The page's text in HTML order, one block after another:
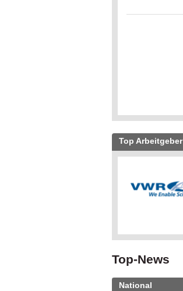
Top Arbeitgeber
Top-News
National